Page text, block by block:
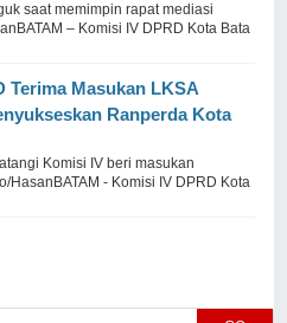
saat memimpin rapat mediasi
– Komisi IV DPRD Kota Bata
Terima Masukan LKSA
Ranperda Kota
Komisi IV beri masukan
HasanBATAM - Komisi IV DPRD Kota